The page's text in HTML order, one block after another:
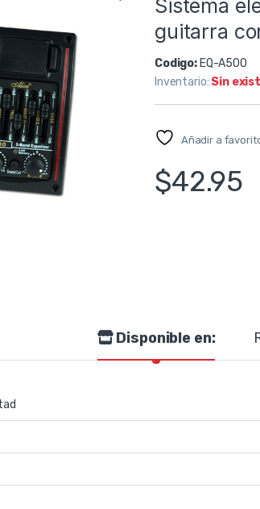
Sistema
guitarra
Codigo: EQ-A500
Inventario: Sin
Añadir a
$42.95
Disponible en: